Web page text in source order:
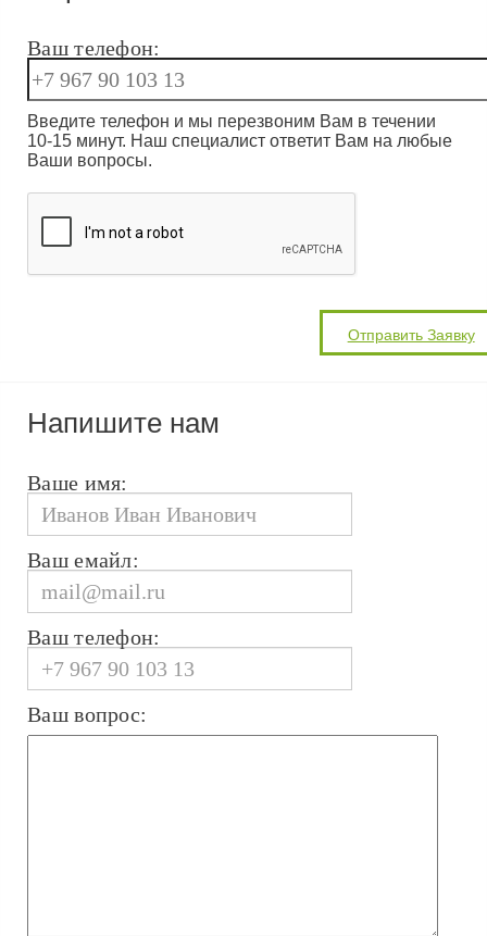
Ваш телефон:
Введите телефон и мы перезвоним Вам в течении
10-15 минут. Наш специалист ответит Вам на любые
Ваши вопросы.
Напишите нам
Ваше имя:
Ваш емайл:
Ваш телефон:
Ваш вопрос: